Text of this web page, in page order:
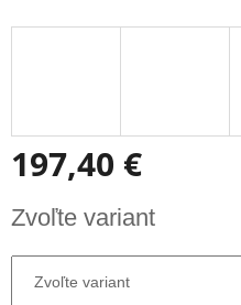
197,40 €
cena:
Zvoľte variant